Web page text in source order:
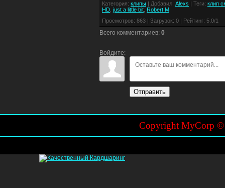
Категория: клипы Добавил: Alexs Теги: клип
HD, just a little bit, Robert M
Просмотров: 863 Загрузок: 0 Рейтинг: 5.0/1
Всего комментариев: 0
Войдите:
Отправить
Copyright MyCorp